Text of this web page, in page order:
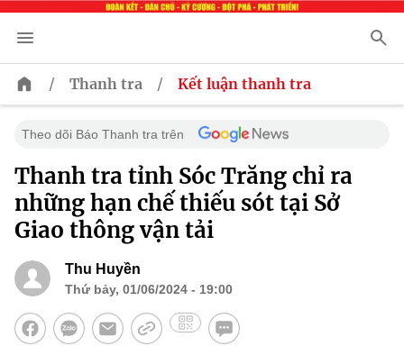
/ Thanh tra / Kết luận thanh tra
Theo dõi Báo Thanh tra trên
Thanh tra tỉnh Sóc Trăng chỉ ra
những hạn chế thiếu sót tại Sở
Giao thông vận tải
Thu Huyền
Thứ bảy, 01/06/2024 - 19:00